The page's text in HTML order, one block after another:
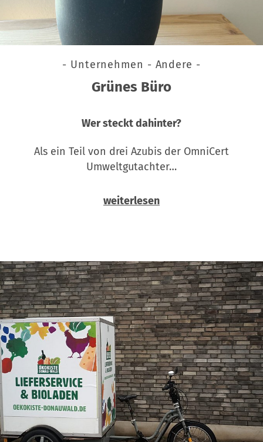
- Unternehmen - Andere -
Grünes Büro
Wer steckt dahinter?
Als ein Teil von drei Azubis der OmniCert
Umweltgutachter…
weiterlesen